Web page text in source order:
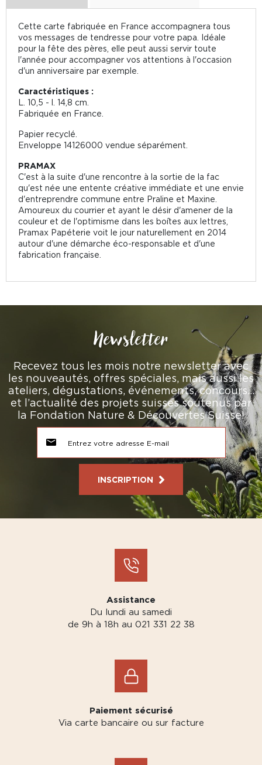
Cette carte fabriquée en France accompagnera tous
vos messages de tendresse pour votre papa. Idéale
pour la fête des pères, elle peut aussi servir toute
l'année pour accompagner vos attentions à l'occasion
d'un anniversaire par exemple.
Caractéristiques :
L. 10,5 - l. 14,8 cm.
Fabriquée en France.
Papier recyclé.
Enveloppe 14126000 vendue séparément.
PRAMAX
C'est à la suite d'une rencontre à la sortie de la fac
qu'est née une entente créative immédiate et une envie
d'entreprendre commune entre Praline et Maxine.
Amoureux du courrier et ayant le désir d'amener de la
couleur et de l'optimisme dans les boîtes aux lettres,
Pramax Papéterie voit le jour naturellement en 2014
autour d'une démarche éco-responsable et d'une
fabrication française.
Newsletter
Recevez tous les mois notre newsletter avec
les nouveautés, offres spéciales, mais aussi les
ateliers, dégustations, événements, concours…
et l’actualité des projets suisses soutenus par
la Fondation Nature & Découvertes Suisse!
INSCRIPTION
Assistance
Du lundi au samedi
de 9h à 18h au 021 331 22 38
Paiement sécurisé
Via carte bancaire ou sur facture